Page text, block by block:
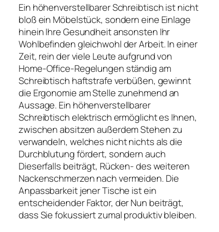
Ein höhenverstellbarer Schreibtisch ist nicht
bloß ein Möbelstück, sondern eine Einlage
hinein Ihre Gesundheit ansonsten Ihr
Wohlbefinden gleichwohl der Arbeit. In einer
Zeit, rein der viele Leute aufgrund von
Home-Office-Regelungen ständig am
Schreibtisch haftstrafe verbüßen, gewinnt
die Ergonomie am Stelle zunehmend an
Aussage. Ein höhenverstellbarer
Schreibtisch elektrisch ermöglicht es Ihnen,
zwischen absitzen außerdem Stehen zu
verwandeln, welches nicht nichts als die
Durchblutung fördert, sondern auch
Dieserfalls beiträgt, Rücken- des weiteren
Nackenschmerzen nach vermeiden. Die
Anpassbarkeit jener Tische ist ein
entscheidender Faktor, der Nun beiträgt,
dass Sie fokussiert zumal produktiv bleiben.